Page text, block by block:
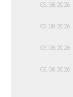
03.08.2026
03.08.2026
03.08.2026
03.08.2026